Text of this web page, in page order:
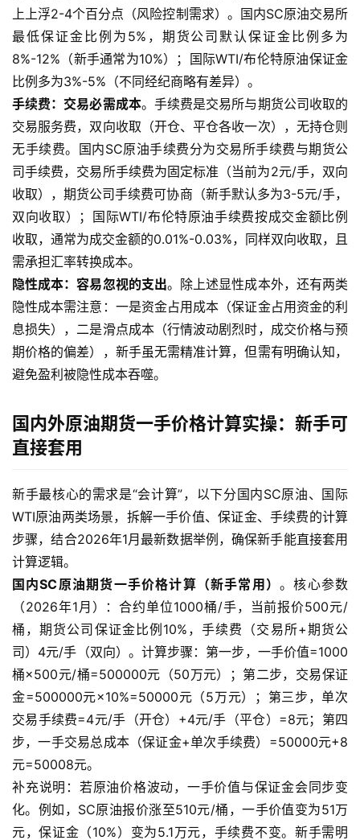
上上浮2-4个百分点（风险控制需求）。国内SC原油交易所
最低保证金比例为5%，期货公司默认保证金比例多为
8%-12%（新手通常为10%）；国际WTI/布伦特原油保证金
比例多为3%-5%（不同经纪商略有差异）。
手续费：交易必需成本。手续费是交易所与期货公司收取的
交易服务费，双向收取（开仓、平仓各收一次），无持仓则
无手续费。国内SC原油手续费分为交易所手续费与期货公
司手续费，交易所手续费为固定标准（当前为2元/手，双向
收取），期货公司手续费可协商（新手默认多为3-5元/手，
双向收取）；国际WTI/布伦特原油手续费按成交金额比例
收取，通常为成交金额的0.01%-0.03%，同样双向收取，且
需承担汇率转换成本。
隐性成本：容易忽视的支出。除上述显性成本外，还有两类
隐性成本需注意：一是资金占用成本（保证金占用资金的利
息损失），二是滑点成本（行情波动剧烈时，成交价格与预
期价格的偏差），新手虽无需精准计算，但需有明确认知，
避免盈利被隐性成本吞噬。
国内外原油期货一手价格计算实操：新手可
直接套用
新手最核心的需求是“会计算”，以下分国内SC原油、国际
WTI原油两类场景，拆解一手价值、保证金、手续费的计算
步骤，结合2026年1月最新数据举例，确保新手能直接套用
计算逻辑。
国内SC原油期货一手价格计算（新手常用）。核心参数
（2026年1月）：合约单位1000桶/手，当前报价500元/
桶，期货公司保证金比例10%，手续费（交易所+期货公
司）4元/手（双向）。计算步骤：第一步，一手价值=1000
桶×500元/桶=500000元（50万元）；第二步，交易保证
金=500000元×10%=50000元（5万元）；第三步，单次
交易手续费=4元/手（开仓）+4元/手（平仓）=8元；第四
步，一手交易总成本（保证金+单次手续费）=50000元+8
元=50008元。
补充说明：若原油价格波动，一手价值与保证金会同步变
化。例如，SC原油报价涨至510元/桶，一手价值变为51万
元，保证金（10%）变为5.1万元，手续费不变。新手需明